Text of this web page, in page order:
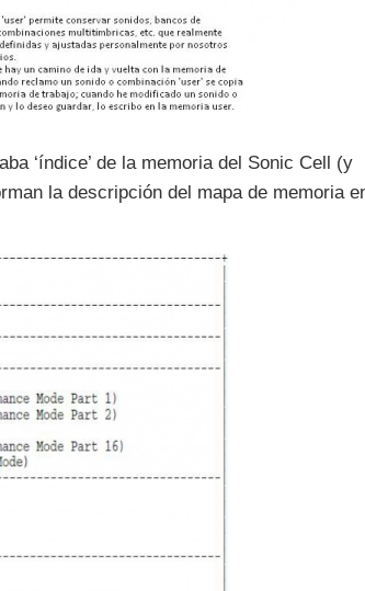
‘índice’ de la memoria del Sonic Cell (y
la descripción del mapa de memoria